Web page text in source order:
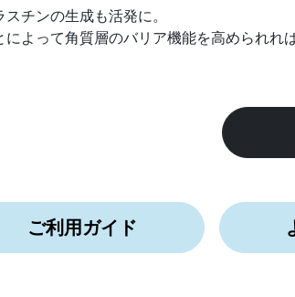
チンの生成も活発に。
よって角質層のバリア機能を高められれ
ご利用ガイド